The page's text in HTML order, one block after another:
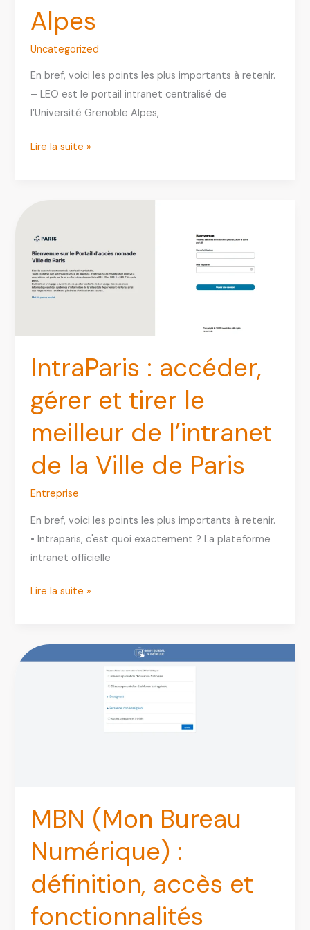
Alpes
Uncategorized
En bref, voici les points les plus importants à retenir.
– LEO est le portail intranet centralisé de
l’Université Grenoble Alpes,
LEO
de
l’Intranet
Étudiant
Université
Alpes
Lire la suite »
IntraParis : accéder,
gérer et tirer le
meilleur de l’intranet
de la Ville de Paris
Entreprise
En bref, voici les points les plus importants à retenir.
• Intraparis, c'est quoi exactement ? La plateforme
intranet officielle
IntraParis
gérer
et
Ville
Paris
Lire la suite »
MBN (Mon Bureau
Numérique) :
définition, accès et
fonctionnalités